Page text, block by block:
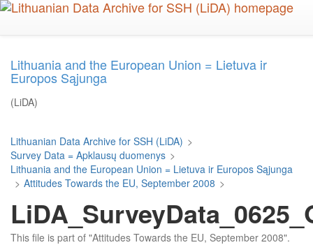
Skip
Lithuania and the European Union = Lietuva ir
Europos Sąjunga
(LiDA)
Lithuanian Data Archive for SSH (LiDA) >
Survey Data = Apklausų duomenys >
Lithuania and the European Union = Lietuva ir Europos Sąjunga
> Attitudes Towards the EU, September 2008 >
This file is part of "Attitudes Towards the EU, September 2008".